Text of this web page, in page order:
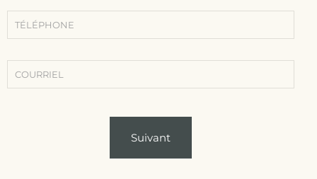
simple
(Contact -
-
Conditions)
Suivant